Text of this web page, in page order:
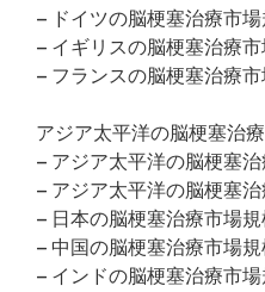
– ドイツの脳梗塞治療市場
– イギリスの脳梗塞治療
– フランスの脳梗塞治療
アジア太平洋の脳梗塞治
– アジア太平洋の脳梗塞
– アジア太平洋の脳梗塞
– 日本の脳梗塞治療市場規
– 中国の脳梗塞治療市場規
– インドの脳梗塞治療市場